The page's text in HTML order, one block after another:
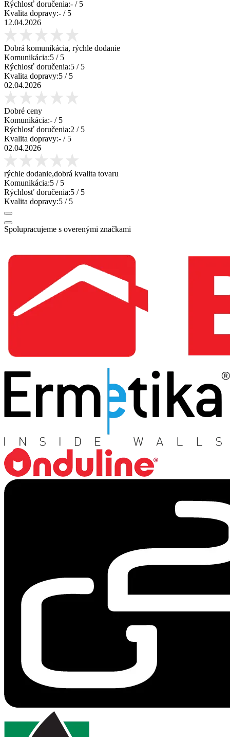
Rýchlosť doručenia:- / 5
Kvalita dopravy:- / 5
12.04.2026
Dobrá komunikácia, rýchle dodanie
Komunikácia:5 / 5
Rýchlosť doručenia:5 / 5
Kvalita dopravy:5 / 5
02.04.2026
Dobré ceny
Komunikácia:- / 5
Rýchlosť doručenia:2 / 5
Kvalita dopravy:- / 5
02.04.2026
rýchle dodanie,dobrá kvalita tovaru
Komunikácia:5 / 5
Rýchlosť doručenia:5 / 5
Kvalita dopravy:5 / 5
Spolupracujeme s overenými značkami